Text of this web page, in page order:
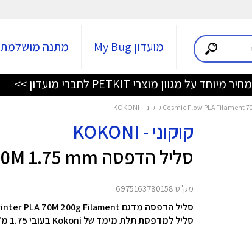
מועדון My Bug מתנה מושלמת
מחיר מיוחד על מגוון מוצרי PETKIT לחברי מועדון >>
קוקוני - KOKONI
סליל הדפסה Cosmic Flow PLA Filament 70M 1.75 mm
מק"ט 6975163780158
סליל הדפסה מדגם 3D Printer PLA 70M 200g Filament מבית Kokoni
סליל למדפסת תלת מימד של Kokoni בעובי 1.75 מ"מ ובאורך 70 מטר